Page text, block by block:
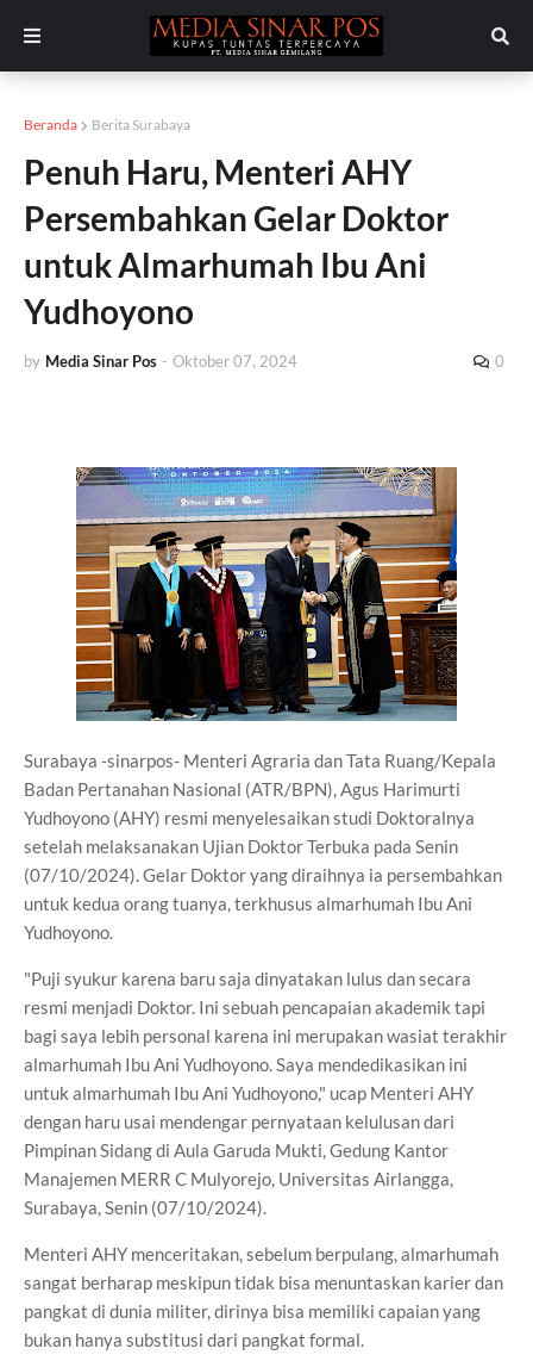
Beranda Berita Surabaya
Penuh Haru, Menteri AHY
Persembahkan Gelar Doktor
untuk Almarhumah Ibu Ani
Yudhoyono
by Media Sinar Pos - Oktober 07, 2024 0
Surabaya -sinarpos- Menteri Agraria dan Tata Ruang/Kepala
Badan Pertanahan Nasional (ATR/BPN), Agus Harimurti
Yudhoyono (AHY) resmi menyelesaikan studi Doktoralnya
setelah melaksanakan Ujian Doktor Terbuka pada Senin
(07/10/2024). Gelar Doktor yang diraihnya ia persembahkan
untuk kedua orang tuanya, terkhusus almarhumah Ibu Ani
Yudhoyono.
"Puji syukur karena baru saja dinyatakan lulus dan secara
resmi menjadi Doktor. Ini sebuah pencapaian akademik tapi
bagi saya lebih personal karena ini merupakan wasiat terakhir
almarhumah Ibu Ani Yudhoyono. Saya mendedikasikan ini
untuk almarhumah Ibu Ani Yudhoyono," ucap Menteri AHY
dengan haru usai mendengar pernyataan kelulusan dari
Pimpinan Sidang di Aula Garuda Mukti, Gedung Kantor
Manajemen MERR C Mulyorejo, Universitas Airlangga,
Surabaya, Senin (07/10/2024).
Menteri AHY menceritakan, sebelum berpulang, almarhumah
sangat berharap meskipun tidak bisa menuntaskan karier dan
pangkat di dunia militer, dirinya bisa memiliki capaian yang
bukan hanya substitusi dari pangkat formal.